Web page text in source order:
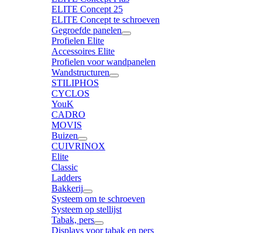
ELITE Concept 25
ELITE Concept te schroeven
Gegroefde panelen
Profielen Elite
Accessoires Elite
Profielen voor wandpanelen
Wandstructuren
STILIPHOS
CYCLOS
YouK
CADRO
MOVIS
Buizen
CUIVRINOX
Elite
Classic
Ladders
Bakkerij
Systeem om te schroeven
Systeem op stellijst
Tabak, pers
Displays voor tabak en pers